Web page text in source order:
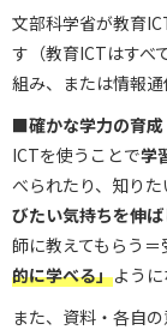
文部科学省が教育
す（教育ICTはすべ
組み、または情報通
■確かな学力の育成
ICTを使うことで学
べられたり、知り
びたい気持ちを伸
師に教えてもらう
的に学べる」ように
また、資料・各自